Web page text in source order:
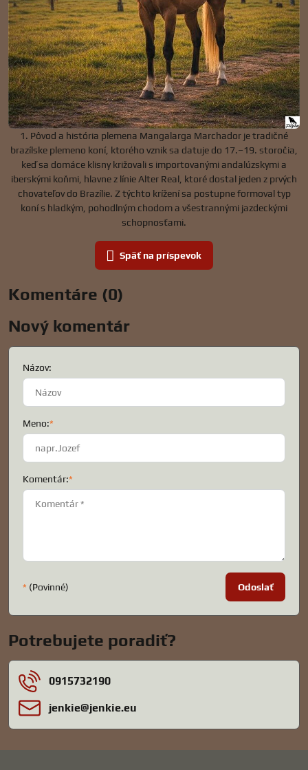
1. Pôvod a história plemena Mangalarga Marchador je tradičné
brazílske plemeno koní, ktorého vznik sa datuje do 17.–19. storočia,
keď sa domáce klisny križovali s importovanými andalúzskymi a
iberskými koňmi, hlavne z línie Alter Real, ktoré dostal jeden z prvých
chovateľov do Brazílie. Z týchto krížení sa postupne formoval typ
koní s hladkým, pohodlným chodom a všestrannými jazdeckými
schopnosťami.
Späť na príspevok
Komentáre (0)
Nový komentár
Názov:
Meno:*
Komentár:*
* (Povinné) Odoslať
Potrebujete poradiť?
0915732190
jenkie​@jenkie​.eu